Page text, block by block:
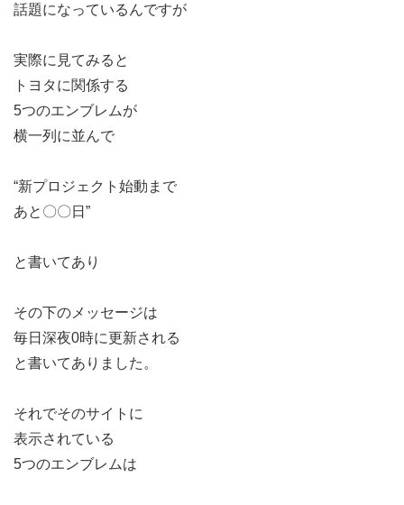
話題になっているんですが
実際に見てみると
トヨタに関係する
5つのエンブレムが
横一列に並んで
“新プロジェクト始動まで
あと〇〇日”
と書いてあり
その下のメッセージは
毎日深夜0時に更新される
と書いてありました。
それでそのサイトに
表示されている
5つのエンブレムは